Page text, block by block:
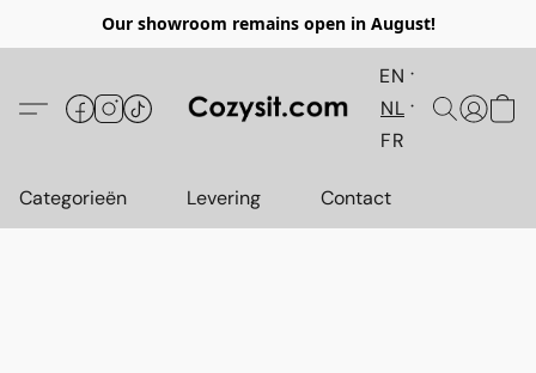
Our showroom remains open in August!
EN
NL
FR
Categorieën Levering Contact